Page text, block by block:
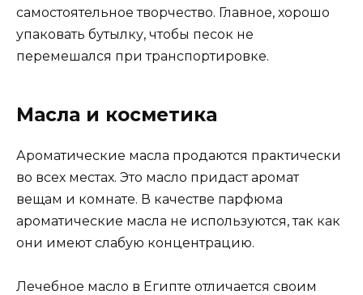
самостоятельное творчество. Главное, хорошо
упаковать бутылку, чтобы песок не
перемешался при транспортировке.
Масла и косметика
Ароматические масла продаются практически
во всех местах. Это масло придаст аромат
вещам и комнате. В качестве парфюма
ароматические масла не используются, так как
они имеют слабую концентрацию.
Лечебное масло в Египте отличается своим